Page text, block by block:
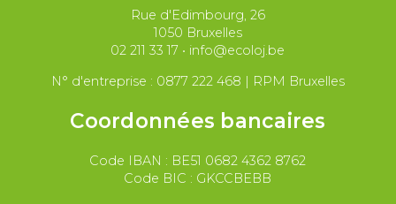
Paix et droit international
Rue d'Edimbourg, 26
1050 Bruxelles
02 211 33 17 • info@ecoloj.be
N° d'entreprise : 0877 222 468 | RPM Bruxelles
Coordonnées bancaires
Code IBAN : BE51 0682 4362 8762
Code BIC : GKCCBEBB